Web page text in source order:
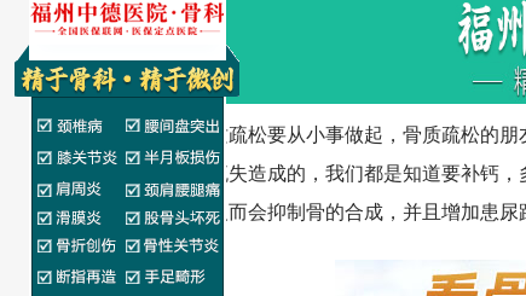
预防骨质疏松要从小事做起，骨质疏松的朋
的钙质快速流失造成的，我们都是知道要补钙
多钙的摄入反而会抑制骨的合成，并且增加患